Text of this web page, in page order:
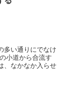
多い通りにでなけ
小道から合流す
、なかなか入らせ